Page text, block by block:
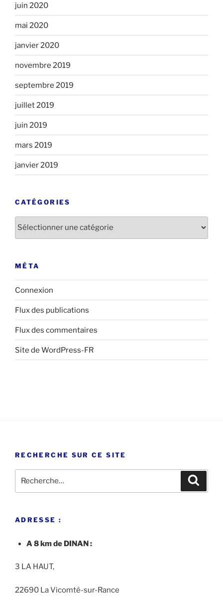
juin 2020
mai 2020
janvier 2020
novembre 2019
septembre 2019
juillet 2019
juin 2019
mars 2019
janvier 2019
CATÉGORIES
Catégories
MÉTA
Connexion
Flux des publications
Flux des commentaires
Site de WordPress-FR
RECHERCHE SUR CE SITE
pour
ADRESSE :
A 8 km de DINAN :
3 LA HAUT,
22690 La Vicomté-sur-Rance